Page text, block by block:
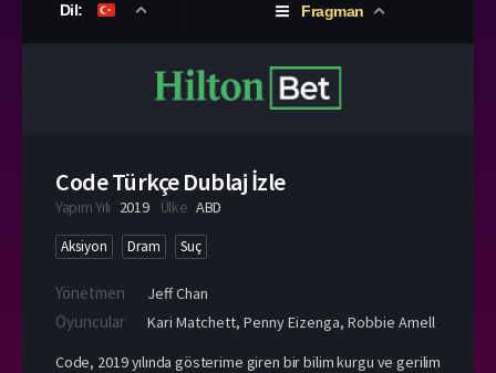
Dil: Fragman
Code Türkçe Dublaj İzle
Yapım Yılı 2019 Ülke ABD
Aksiyon Dram Suç
Yönetmen Jeff Chan
Oyuncular Kari Matchett, Penny Eizenga, Robbie Amell
Code, 2019 yılında gösterime giren bir bilim kurgu ve gerilim